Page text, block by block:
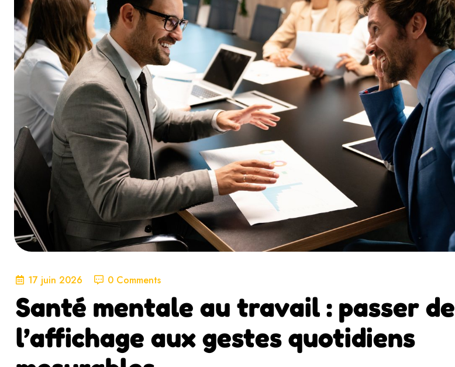
17 juin 2026 0 Comments
Santé mentale au travail : passer de
l’affichage aux gestes quotidiens